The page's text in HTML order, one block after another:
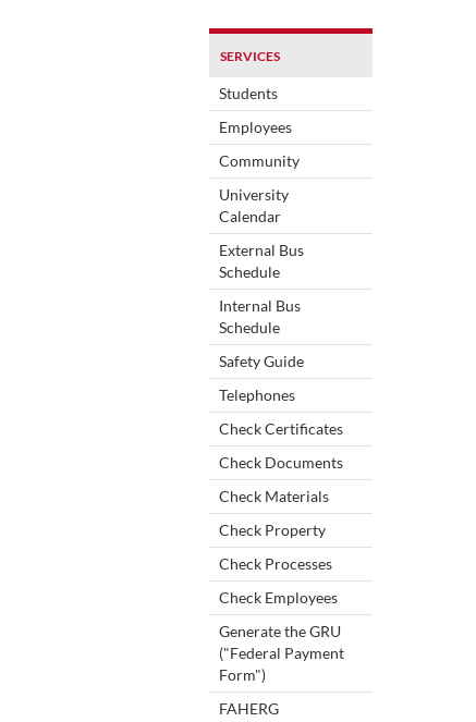
SERVICES
Students
Employees
Community
University
Calendar
External Bus
Schedule
Internal Bus
Schedule
Safety Guide
Telephones
Check Certificates
Check Documents
Check Materials
Check Property
Check Processes
Check Employees
Generate the GRU
("Federal Payment
Form")
FAHERG